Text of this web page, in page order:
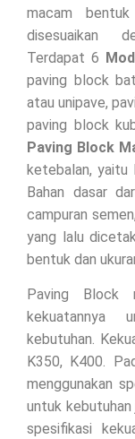
macam
disesuaikan
Terdapat 6
paving block
atau unipave,
paving block
Paving Block
ketebalan,
Bahan dasar
campuran
yang lalu
bentuk dan
Paving Block
kekuatannya
kebutuhan.
K350, K400.
menggunakan
untuk kebutuhan
spesifikasi